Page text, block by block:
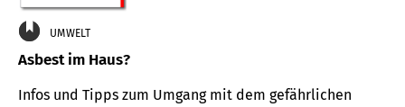
UMWELT
Asbest im Haus?
Infos und Tipps zum Um­gang mit dem ge­fähr­lichen